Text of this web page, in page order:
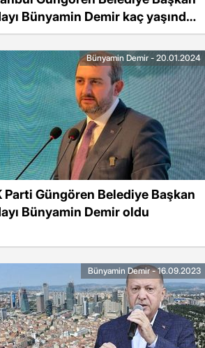
Bünyamin Demir kaç yaşında,
Parti Güngören Belediye Başkan
Bünyamin Demir oldu
Bünyamin Demir - 20.01.2024
Bünyamin Demir - 16.09.2023